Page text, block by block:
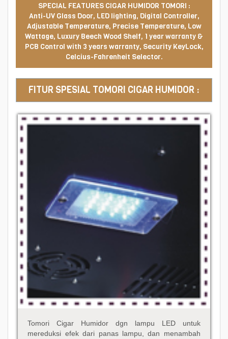
SPECIAL FEATURES CIGAR HUMIDOR TOMORI :
Anti-UV Glass Door, LED lighting, Digital Controller,
Adjustable Temperature, Precise Temperature, Low
Wattage, Luxury Beech Wood Shelf, 1 year warranty &
PCB Control with 3 years warranty, Security KeyLock,
Celcius-Fahrenheit Selector.
FITUR SPESIAL TOMORI CIGAR HUMIDOR :
Tomori Cigar Humidor dgn lampu LED untuk
mereduksi efek dari panas lampu, dan menambah